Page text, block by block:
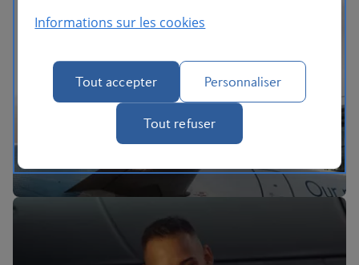
L'expérience BA
Informations sur les cookies
Tout accepter Personnaliser
Tout refuser